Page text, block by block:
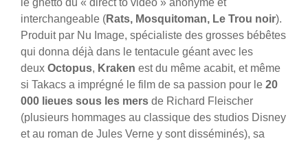
le ghetto du « direct to video » anonyme et
interchangeable (Rats, Mosquitoman, Le Trou noir).
Produit par Nu Image, spécialiste des grosses bébêtes
qui donna déjà dans le tentacule géant avec les
deux Octopus, Kraken est du même acabit, et même
si Takacs a imprégné le film de sa passion pour le 20
000 lieues sous les mers de Richard Fleischer
(plusieurs hommages au classique des studios Disney
et au roman de Jules Verne y sont disséminés), sa